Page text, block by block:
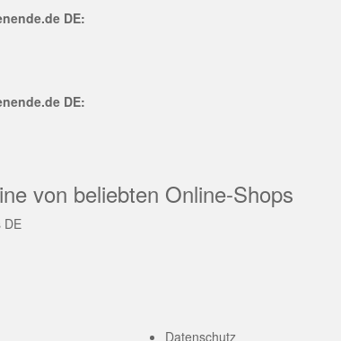
DE:
DE:
von beliebten Online-Shops
DE
Datenschutz